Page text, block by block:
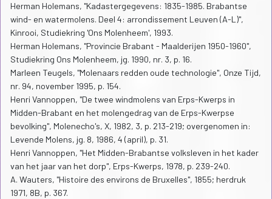
Herman Holemans, "Kadastergegevens: 1835-1985. Brabantse
wind- en watermolens. Deel 4: arrondissement Leuven (A-L)",
Kinrooi, Studiekring 'Ons Molenheem', 1993.
Herman Holemans, "Provincie Brabant - Maalderijen 1950-1960",
Studiekring Ons Molenheem, jg. 1990, nr. 3, p. 16.
Marleen Teugels, "Molenaars redden oude technologie", Onze Tijd,
nr. 94, november 1995, p. 154.
Henri Vannoppen, "De twee windmolens van Erps-Kwerps in
Midden-Brabant en het molengedrag van de Erps-Kwerpse
bevolking", Molenecho's, X, 1982, 3, p. 213-219; overgenomen in:
Levende Molens, jg. 8, 1986, 4 (april), p. 31.
Henri Vannoppen, "Het Midden-Brabantse volksleven in het kader
van het jaar van het dorp", Erps-Kwerps, 1978, p. 239-240.
A. Wauters, "Histoire des environs de Bruxelles", 1855; herdruk
1971, 8B, p. 367.